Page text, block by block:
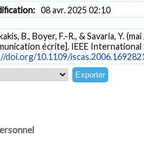
08 avr. 2025 02:10
B., Boyer, F.-R., & Savaria, Y.
écrite]. IEEE
doi.org/10.1109/